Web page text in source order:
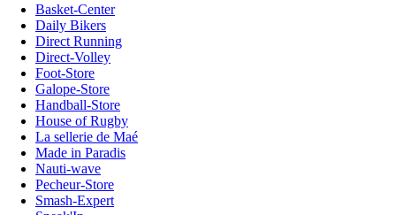
Basket-Center
Daily Bikers
Direct Running
Direct-Volley
Foot-Store
Galope-Store
Handball-Store
House of Rugby
La sellerie de Maé
Made in Paradis
Nauti-wave
Pecheur-Store
Smash-Expert